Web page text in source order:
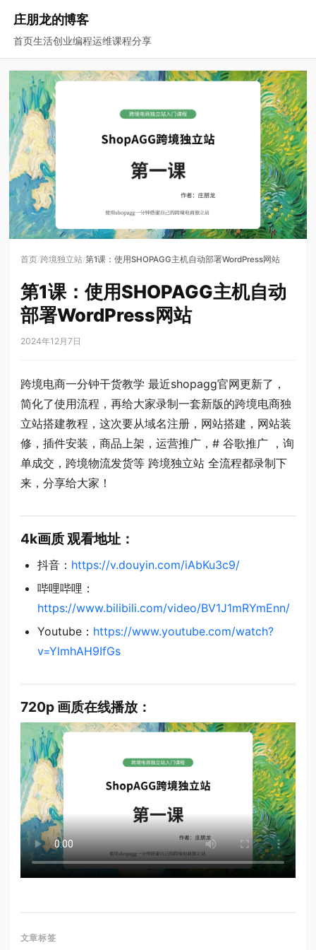
庄朋龙的博客
首页生活创业编程运维课程分享
首页/跨境独立站/第1课：使用SHOPAGG主机自动部署WordPress网站
第1课：使用SHOPAGG主机自动
部署WordPress网站
2024年12月7日
跨境电商一分钟干货教学 最近shopagg官网更新了，
简化了使用流程，再给大家录制一套新版的跨境电商独
立站搭建教程，这次要从域名注册，网站搭建，网站装
修，插件安装，商品上架，运营推广，# 谷歌推广 ，询
单成交，跨境物流发货等 跨境独立站 全流程都录制下
来，分享给大家！
4k画质 观看地址：
抖音： https://v.douyin.com/iAbKu3c9/
哔哩哔哩：
https://www.bilibili.com/video/BV1J1mRYmEnn/
Youtube： https://www.youtube.com/watch?
v=YlmhAH9IfGs
720p 画质在线播放：